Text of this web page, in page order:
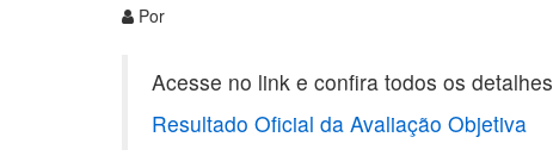
Por
Acesse no link e confira todos os detalhes
Resultado Oficial da Avaliação Objetiva